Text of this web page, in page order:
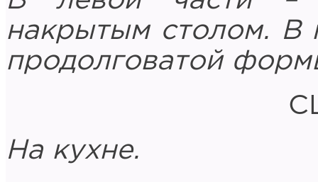
накрытым столом. В
продолговатой
На кухне.